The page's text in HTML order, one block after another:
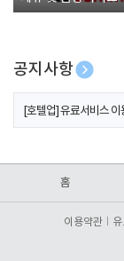
공지사항
[호텔업] 개인정보 처리
[호텔업] 유료서비스 이
홈
이용약관